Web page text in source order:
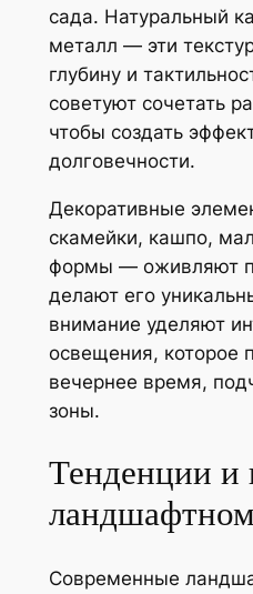
сада. Натуральный
металл — эти
глубину и
советуют сочетать
чтобы создать
долговечности.
Декоративные
скамейки, кашпо,
формы — оживляют
делают его
внимание уделяют
освещения, которое
вечернее время,
зоны.
Тенденции и
Современные